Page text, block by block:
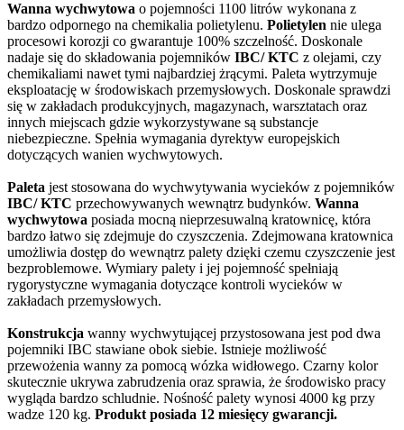
Wanna wychwytowa o pojemności 1100 litrów wykonana z
bardzo odpornego na chemikalia polietylenu. Polietylen nie ulega
procesowi korozji co gwarantuje 100% szczelność. Doskonale
nadaje się do składowania pojemników IBC/ KTC z olejami, czy
chemikaliami nawet tymi najbardziej żrącymi. Paleta wytrzymuje
eksploatację w środowiskach przemysłowych. Doskonale sprawdzi
się w zakładach produkcyjnych, magazynach, warsztatach oraz
innych miejscach gdzie wykorzystywane są substancje
niebezpieczne. Spełnia wymagania dyrektyw europejskich
dotyczących wanien wychwytowych.
Paleta jest stosowana do wychwytywania wycieków z pojemników
IBC/ KTC przechowywanych wewnątrz budynków. Wanna
wychwytowa posiada mocną nieprzesuwalną kratownicę, która
bardzo łatwo się zdejmuje do czyszczenia. Zdejmowana kratownica
umożliwia dostęp do wewnątrz palety dzięki czemu czyszczenie jest
bezproblemowe. Wymiary palety i jej pojemność spełniają
rygorystyczne wymagania dotyczące kontroli wycieków w
zakładach przemysłowych.
Konstrukcja wanny wychwytującej przystosowana jest pod dwa
pojemniki IBC stawiane obok siebie. Istnieje możliwość
przewożenia wanny za pomocą wózka widłowego. Czarny kolor
skutecznie ukrywa zabrudzenia oraz sprawia, że środowisko pracy
wygląda bardzo schludnie. Nośność palety wynosi 4000 kg przy
wadze 120 kg. Produkt posiada 12 miesięcy gwarancji.